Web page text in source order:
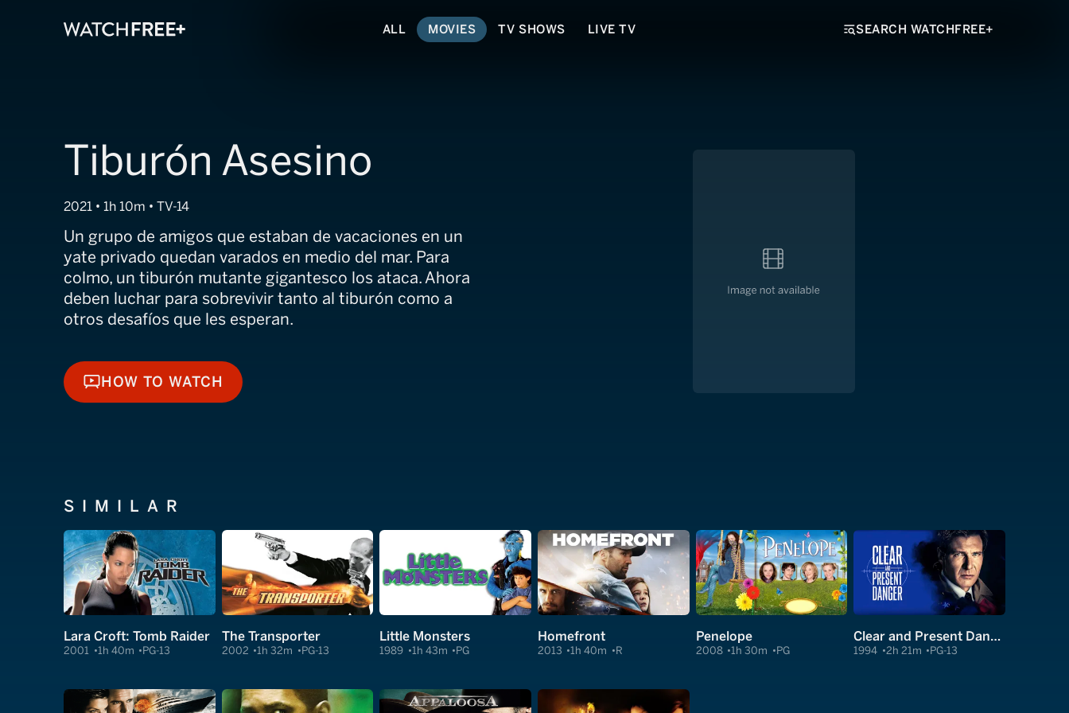
ALL MOVIES TV SHOWS LIVE TV SEARCH WATCHFREE+
Tiburón Asesino
2021 • 1h 10m • TV-14
Un grupo de amigos que estaban de vacaciones en un
yate privado quedan varados en medio del mar. Para
colmo, un tiburón mutante gigantesco los ataca. Ahora
deben luchar para sobrevivir tanto al tiburón como a
otros desafíos que les esperan.
HOW TO WATCH
HOW TO WATCH
SIMILAR
Lara Croft: Tomb Raider
2001 1h 40m PG-13
The Transporter
2002 1h 32m PG-13
Little Monsters
1989 1h 43m PG
Homefront
2013 1h 40m R
Penelope
2008 1h 30m PG
Clear and Present Danger
1994 2h 21m PG-13